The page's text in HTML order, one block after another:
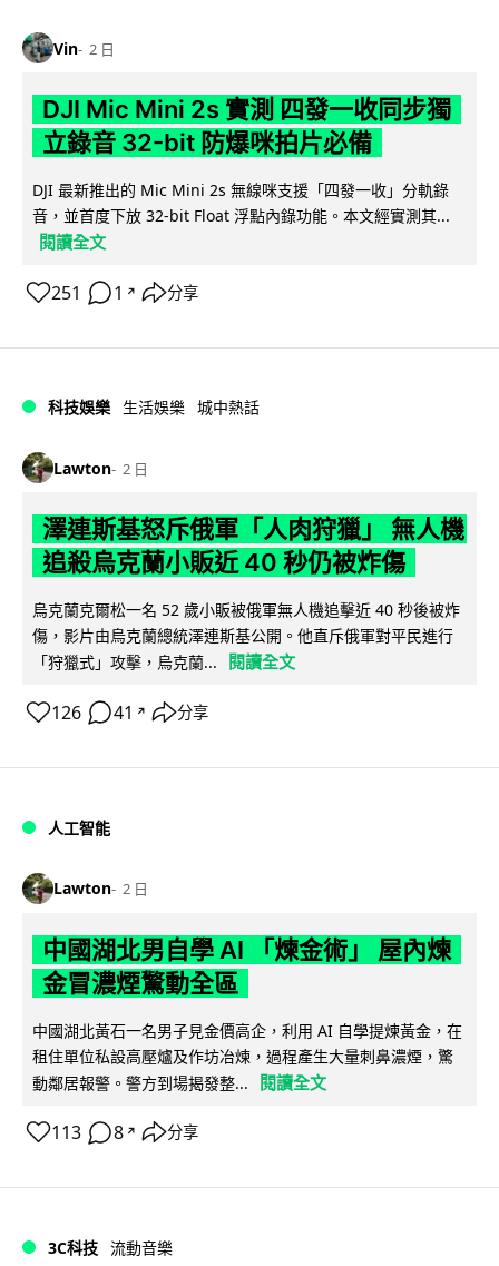
Vin 2 日
DJI Mic Mini 2s 實測 四發一收同步獨
立錄音 32-bit 防爆咪拍片必備
DJI 最新推出的 Mic Mini 2s 無線咪支援「四發一收」分軌錄
音，並首度下放 32-bit Float 浮點內錄功能。本文經實測其...
閱讀全文
251 1 ↗ 分享
科技娛樂 生活娛樂 城中熱話
Lawton 2 日
澤連斯基怒斥俄軍「人肉狩獵」 無人機
追殺烏克蘭小販近 40 秒仍被炸傷
烏克蘭克爾松一名 52 歲小販被俄軍無人機追擊近 40 秒後被炸
傷，影片由烏克蘭總統澤連斯基公開。他直斥俄軍對平民進行
「狩獵式」攻擊，烏克蘭...
閱讀全文
126 41 ↗ 分享
人工智能
Lawton 2 日
中國湖北男自學 AI 「煉金術」 屋內煉
金冒濃煙驚動全區
中國湖北黃石一名男子見金價高企，利用 AI 自學提煉黃金，在
租住單位私設高壓爐及作坊冶煉，過程產生大量刺鼻濃煙，驚
動鄰居報警。警方到場揭發整...
閱讀全文
113 8 ↗ 分享
3C科技 流動音樂